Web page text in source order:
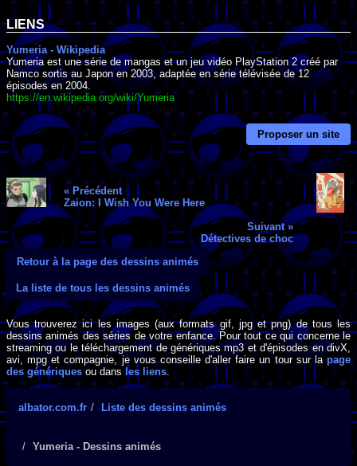
LIENS
Yumeria - Wikipedia
Yumeria est une série de mangas et un jeu vidéo PlayStation 2 créé par
Namco sortis au Japon en 2003, adaptée en série télévisée de 12
épisodes en 2004.
https://en.wikipedia.org/wiki/Yumeria
Proposer un site
« Précédent
Zaion: I Wish You Were Here
Suivant »
Détectives de choc
Retour à la page des dessins animés
La liste de tous les dessins animés
Vous trouverez ici les images (aux formats gif, jpg et png) de tous les
dessins animés des séries de votre enfance. Pour tout ce qui concerne le
streaming ou le téléchargement de génériques mp3 et d'épisodes en divX,
avi, mpg et compagnie, je vous conseille d'aller faire un tour sur lapage
des génériques ou dans les liens
albator.com.fr Liste des dessins animés
Yumeria - Dessins animés